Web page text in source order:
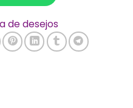
de desejos